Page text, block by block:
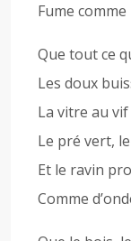
Fume
Que tout ce
Les doux
La vitre au vif
Le pré vert,
Et le ravin
Comme